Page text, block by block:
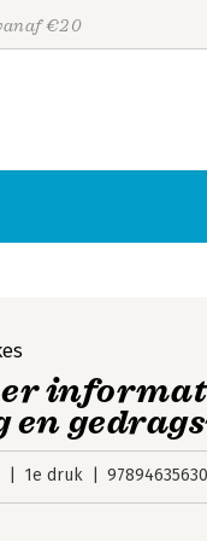
€20
en
1e druk
Personen